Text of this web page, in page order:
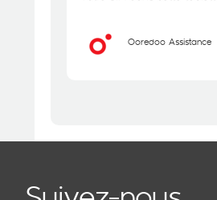
Ooredoo Assistance